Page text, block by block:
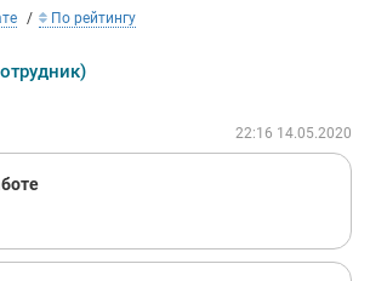
каллиграфии, Российский
Фестиваль беременных, выставки
«Караванэкс — Автодом»,
и многие другие.
Конгрессно-выставочный центр
проект «Квартал музеев», который в
в себя 2 музея — Современный
и Музей льда (проект «Планета LёD»).
По рейтингу
22:16 14.05.2020